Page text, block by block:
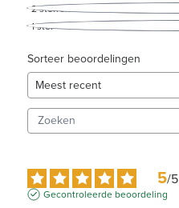
2sterren
1ster
Sorteer beoordelingen
5/5
Gecontroleerde beoordeling